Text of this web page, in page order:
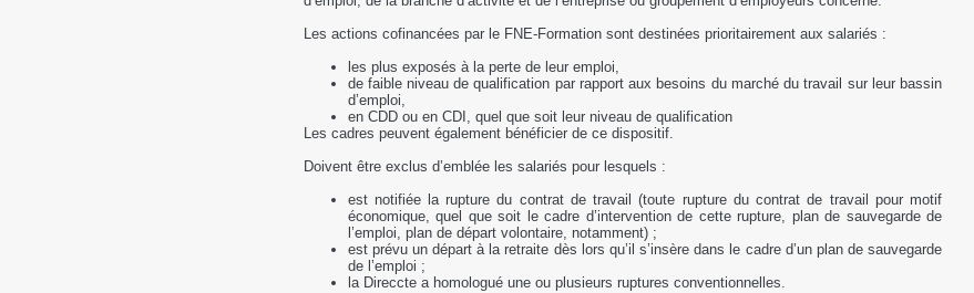
Les actions cofinancées par le FNE-Formation sont destinées prioritairement aux salariés :
les plus exposés à la perte de leur emploi,
de faible niveau de qualification par rapport aux besoins du marché du travail sur leur bassin
d’emploi,
en CDD ou en CDI, quel que soit leur niveau de qualification
Les cadres peuvent également bénéficier de ce dispositif.
Doivent être exclus d’emblée les salariés pour lesquels :
est notifiée la rupture du contrat de travail (toute rupture du contrat de travail pour motif
économique, quel que soit le cadre d’intervention de cette rupture, plan de sauvegarde de
l’emploi, plan de départ volontaire, notamment) ;
est prévu un départ à la retraite dès lors qu’il s’insère dans le cadre d’un plan de sauvegarde
de l’emploi ;
la Direccte a homologué une ou plusieurs ruptures conventionnelles.